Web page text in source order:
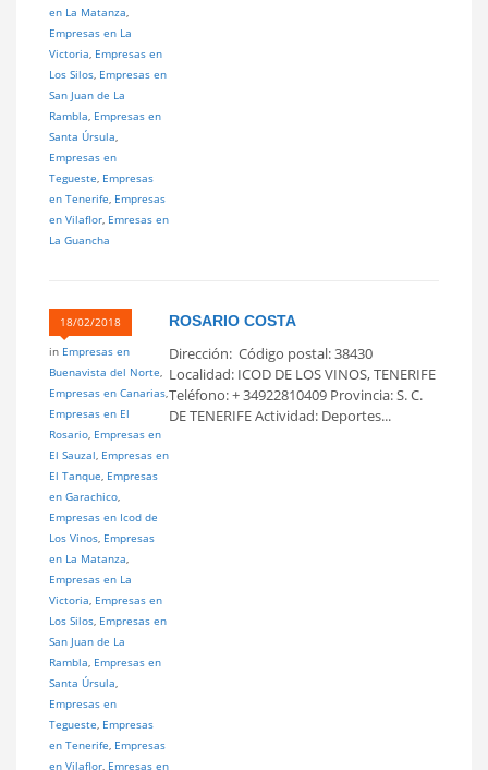
en La Matanza,
Empresas en La
Victoria, Empresas en
Los Silos, Empresas en
San Juan de La
Rambla, Empresas en
Santa Úrsula,
Empresas en
Tegueste, Empresas
en Tenerife, Empresas
en Vilaflor, Emresas en
La Guancha
18/02/2018
in Empresas en
Buenavista del Norte,
Empresas en Canarias,
Empresas en El
Rosario, Empresas en
El Sauzal, Empresas en
El Tanque, Empresas
en Garachico,
Empresas en Icod de
Los Vinos, Empresas
en La Matanza,
Empresas en La
Victoria, Empresas en
Los Silos, Empresas en
San Juan de La
Rambla, Empresas en
Santa Úrsula,
Empresas en
Tegueste, Empresas
en Tenerife, Empresas
en Vilaflor, Emresas en
ROSARIO COSTA
Dirección: Código postal: 38430
Localidad: ICOD DE LOS VINOS, TENERIFE
Teléfono: + 34922810409 Provincia: S. C.
DE TENERIFE Actividad: Deportes...